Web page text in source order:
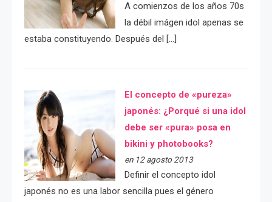
A comienzos de los años 70s
la débil imágen idol apenas se
estaba constituyendo. Después del […]
El concepto de «pureza»
japonés: ¿Porqué si una idol
debe ser «pura» posa en
bikini y photobooks?
en 12 agosto 2013
Definir el concepto idol
japonés no es una labor sencilla pues el género